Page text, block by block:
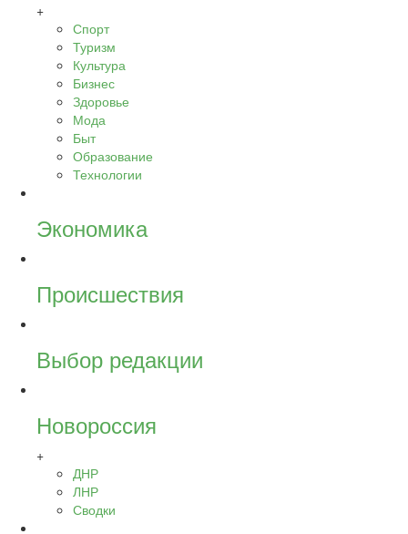
+
Спорт
Туризм
Культура
Бизнес
Здоровье
Мода
Быт
Образование
Технологии
Экономика
Происшествия
Выбор редакции
Новороссия
+
ДНР
ЛНР
Сводки